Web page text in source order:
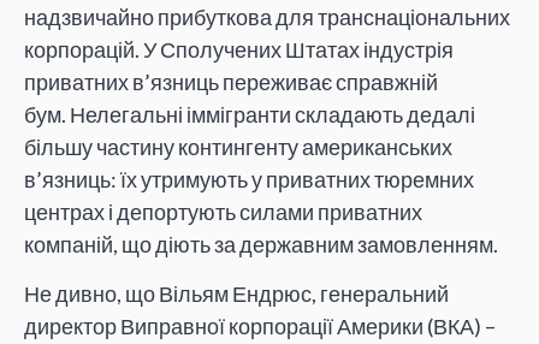
надзвичайно прибуткова для транснаціональних
корпорацій. У Сполучених Штатах індустрія
приватних в’язниць переживає справжній
бум. Нелегальні іммігранти складають дедалі
більшу частину контингенту американських
в’язниць: їх утримують у приватних тюремних
центрах і депортують силами приватних
компаній, що діють за державним замовленням.
Не дивно, що Вільям Ендрюс, генеральний
директор Виправної корпорації Америки (ВКА) –